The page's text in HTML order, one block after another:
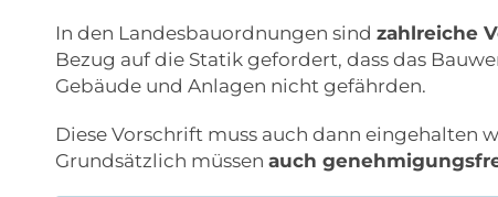
In den Landesbauordnungen sind zahlreiche
Bezug auf die Statik gefordert, dass das
Gebäude und Anlagen nicht gefährden.
Diese Vorschrift muss auch dann eingehalten
Grundsätzlich müssen auch